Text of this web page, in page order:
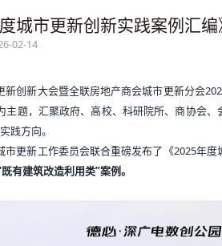
城市更新创新实践案例汇编
02-14
创新大会暨全联房地产商会城市更新分会
主题，汇聚政府、高校、科研院所、商协会、
践方向。
更新工作委员会联合重磅发布了《2025年度
有建筑改造利用类”案例。